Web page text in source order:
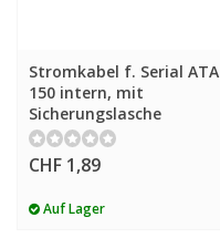
Stromkabel f. Serial ATA
150 intern, mit
Sicherungslasche
CHF 1,89
Auf Lager